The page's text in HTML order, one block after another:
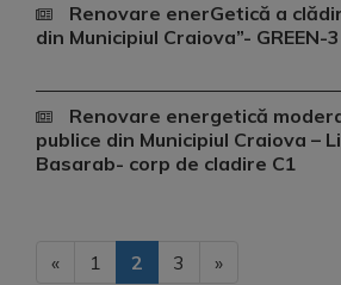
Renovare enerGetică a
din Municipiul Craiova”- GREEN-3
Renovare energetică
publice din Municipiul Craiova –
Basarab- corp de cladire C1
« 1 2 3 »